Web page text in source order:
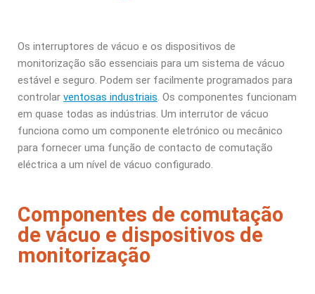
Os interruptores de vácuo e os dispositivos de
monitorização são essenciais para um sistema de vácuo
estável e seguro. Podem ser facilmente programados para
controlar ventosas industriais. Os componentes funcionam
em quase todas as indústrias. Um interrutor de vácuo
funciona como um componente eletrónico ou mecânico
para fornecer uma função de contacto de comutação
eléctrica a um nível de vácuo configurado.
Componentes de comutação
de vácuo e dispositivos de
monitorização